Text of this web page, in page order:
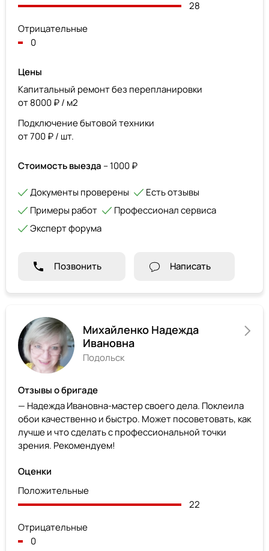
28
Отрицательные
0
Цены
Капитальный ремонт без перепланировки
от 8000 ₽ / м2
Подключение бытовой техники
от 700 ₽ / шт.
Стоимость выезда – 1000 ₽
Документы проверены
Есть отзывы
Примеры работ
Профессионал сервиса
Эксперт форума
Позвонить Написать
Михайленко Надежда
Ивановна
Подольск
Отзывы о бригаде
— Надежда Ивановна-мастер своего дела. Поклеила
обои качественно и быстро. Может посоветовать, как
лучше и что сделать с профессиональной точки
зрения. Рекомендуем!
Оценки
Положительные
22
Отрицательные
0